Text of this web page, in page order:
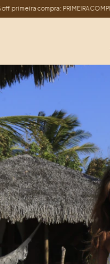
compra: PRIMEIRACOMPRA